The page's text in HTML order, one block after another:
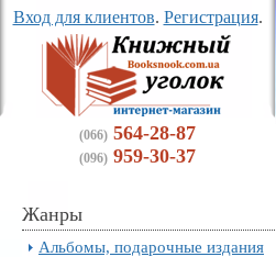
Вход для клиентов. Регистрация.
(066) 564-28-87
(096) 959-30-37
Жанры
Альбомы, подарочные издания